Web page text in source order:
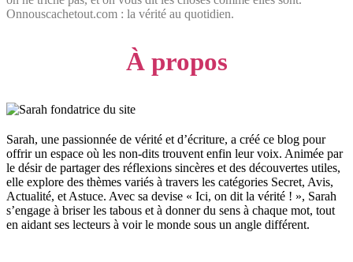
Onnouscachetout.com : la vérité au quotidien.
À propos
Sarah, une passionnée de vérité et d’écriture, a créé ce blog pour
offrir un espace où les non-dits trouvent enfin leur voix. Animée par
le désir de partager des réflexions sincères et des découvertes utiles,
elle explore des thèmes variés à travers les catégories Secret, Avis,
Actualité, et Astuce. Avec sa devise « Ici, on dit la vérité ! », Sarah
s’engage à briser les tabous et à donner du sens à chaque mot, tout
en aidant ses lecteurs à voir le monde sous un angle différent.